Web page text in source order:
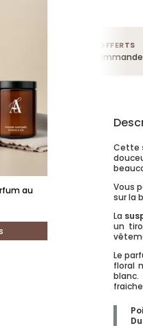
au
4 TESTEURS OFFERTS
Dans chaque commande
Cette
Vous
sur la
La
un
Le
floral